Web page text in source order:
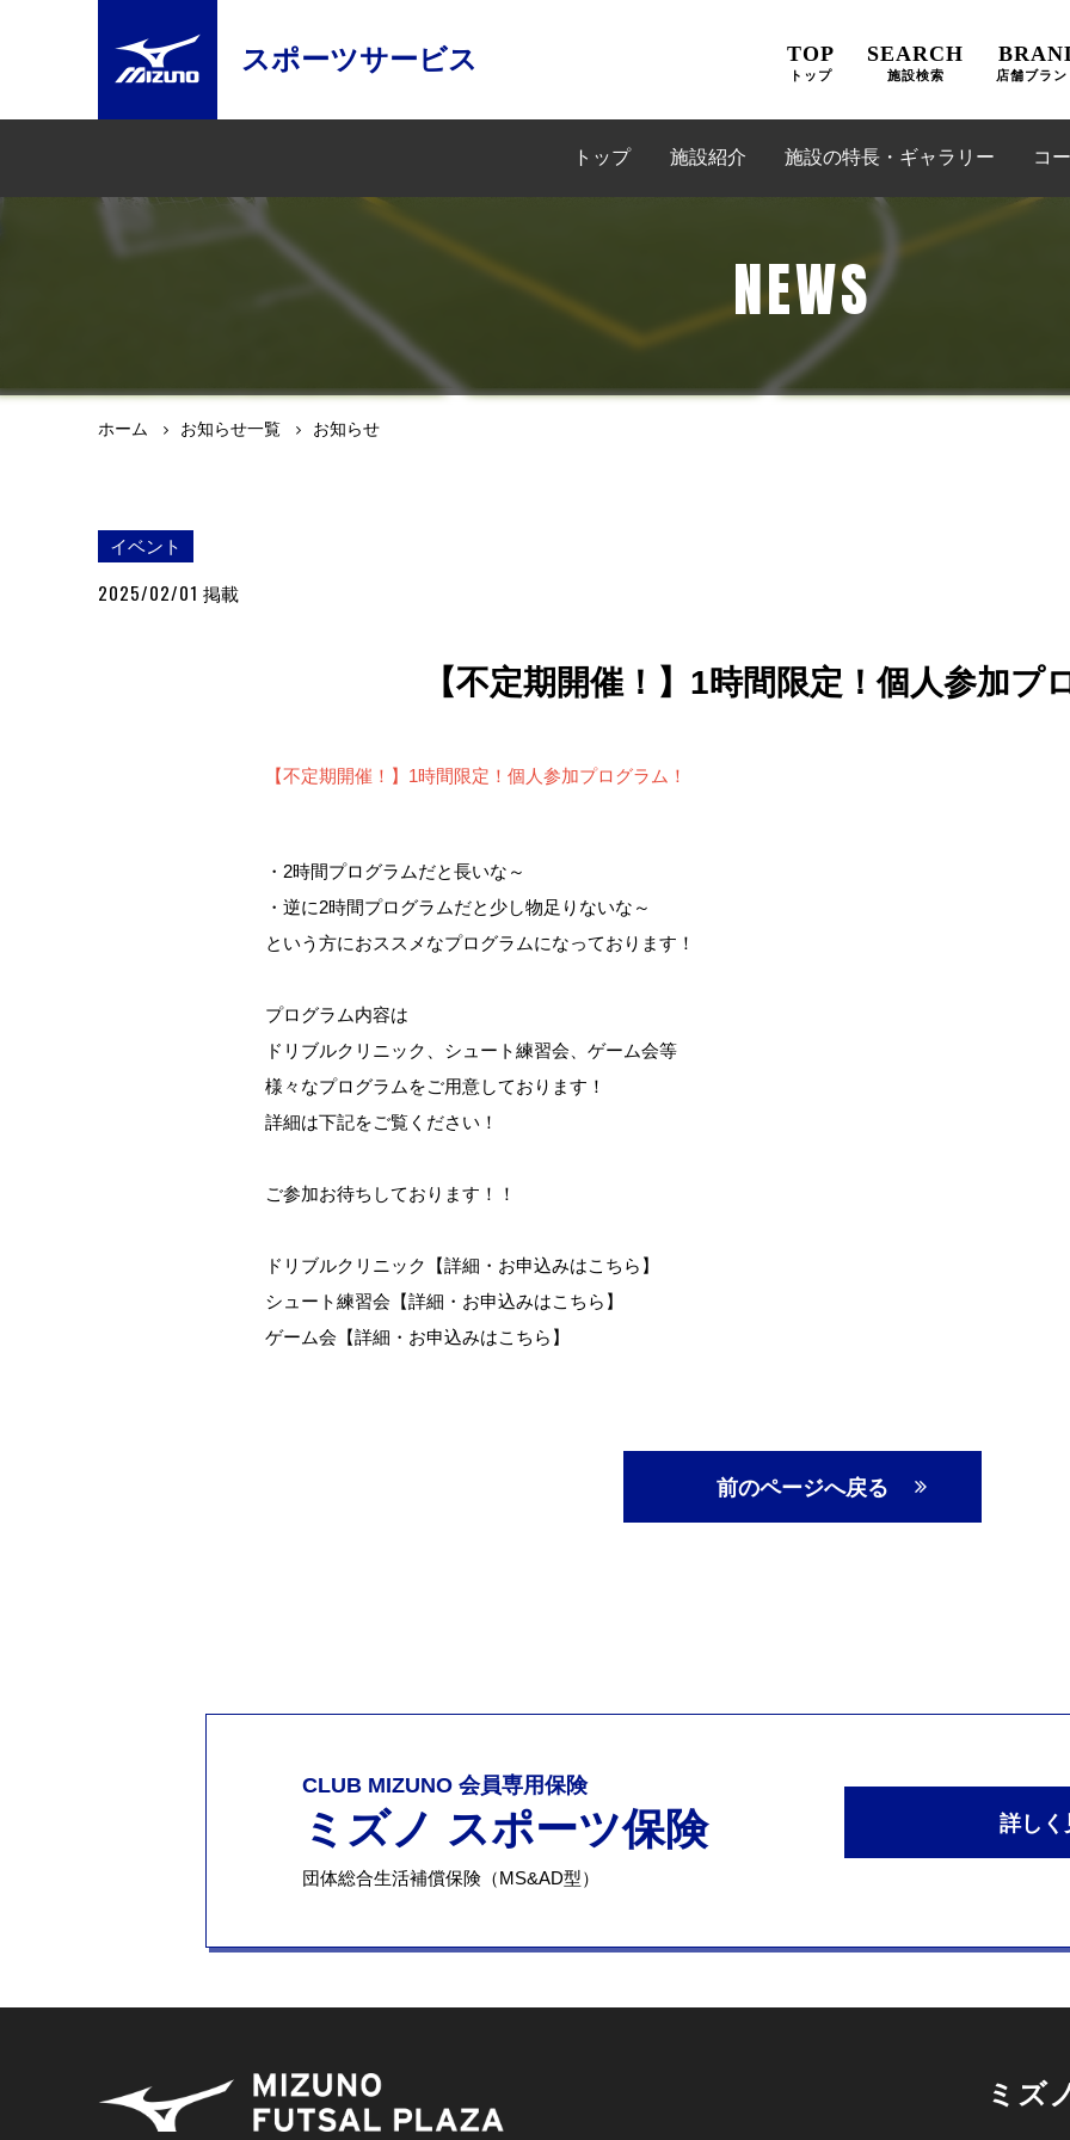
スポーツサービス TOP
トップ
SEARCH
施設検索 店舗ブラン
トップ 施設紹介 施設の特長・ギャラリー コ
NEWS
ホーム お知らせ一覧 お知らせ
イベント
2025/02/01 掲載
【不定期開催！】1時間限定！個人参加プ
【不定期開催！】1時間限定！個人参加プログラム！
・2時間プログラムだと長いな～
・逆に2時間プログラムだと少し物足りないな～
という方におススメなプログラムになっております！
プログラム内容は
ドリブルクリニック、シュート練習会、ゲーム会等
様々なプログラムをご用意しております！
詳細は下記をご覧ください！
ご参加お待ちしております！！
ドリブルクリニック【詳細・お申込みはこちら】
シュート練習会【詳細・お申込みはこちら】
ゲーム会【詳細・お申込みはこちら】
前のページへ戻る
CLUB MIZUNO 会員専用保険
ミズノ スポーツ保険
団体総合生活補償保険（MS&AD型）
詳しく
ミズ